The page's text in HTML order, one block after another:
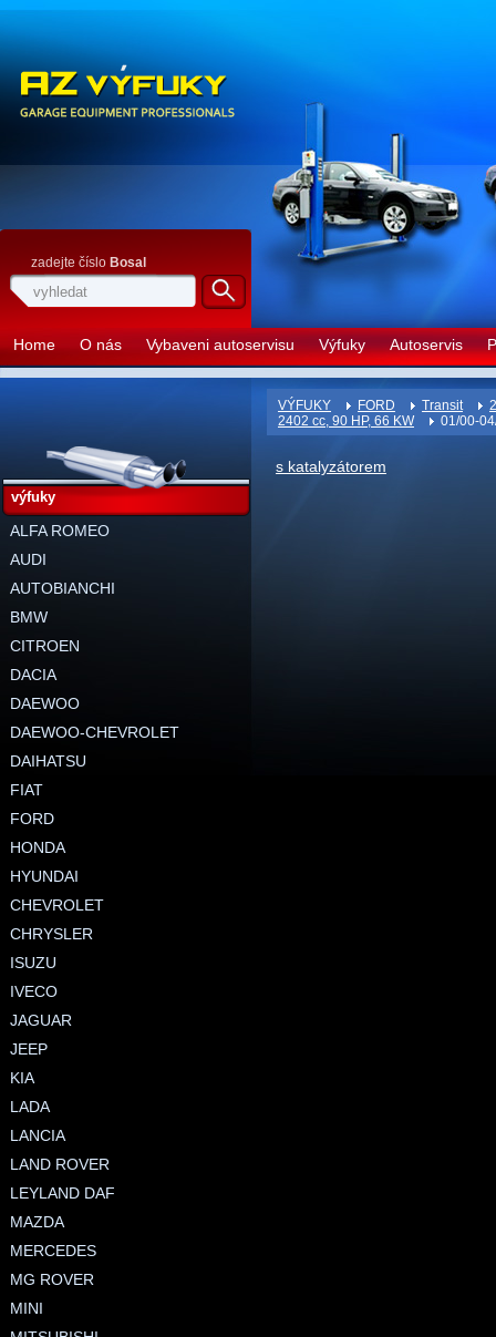
Home O nás Vybaveni autoservisu Výfuky Autoservis
zadejte číslo Bosal
VÝFUKY FORD Transit
2402 cc, 90 HP, 66 KW
01/00-
s katalyzátorem
výfuky
ALFA ROMEO
AUDI
AUTOBIANCHI
BMW
CITROEN
DACIA
DAEWOO
DAEWOO-CHEVROLET
DAIHATSU
FIAT
FORD
HONDA
HYUNDAI
CHEVROLET
CHRYSLER
ISUZU
IVECO
JAGUAR
JEEP
KIA
LADA
LANCIA
LAND ROVER
LEYLAND DAF
MAZDA
MERCEDES
MG ROVER
MINI